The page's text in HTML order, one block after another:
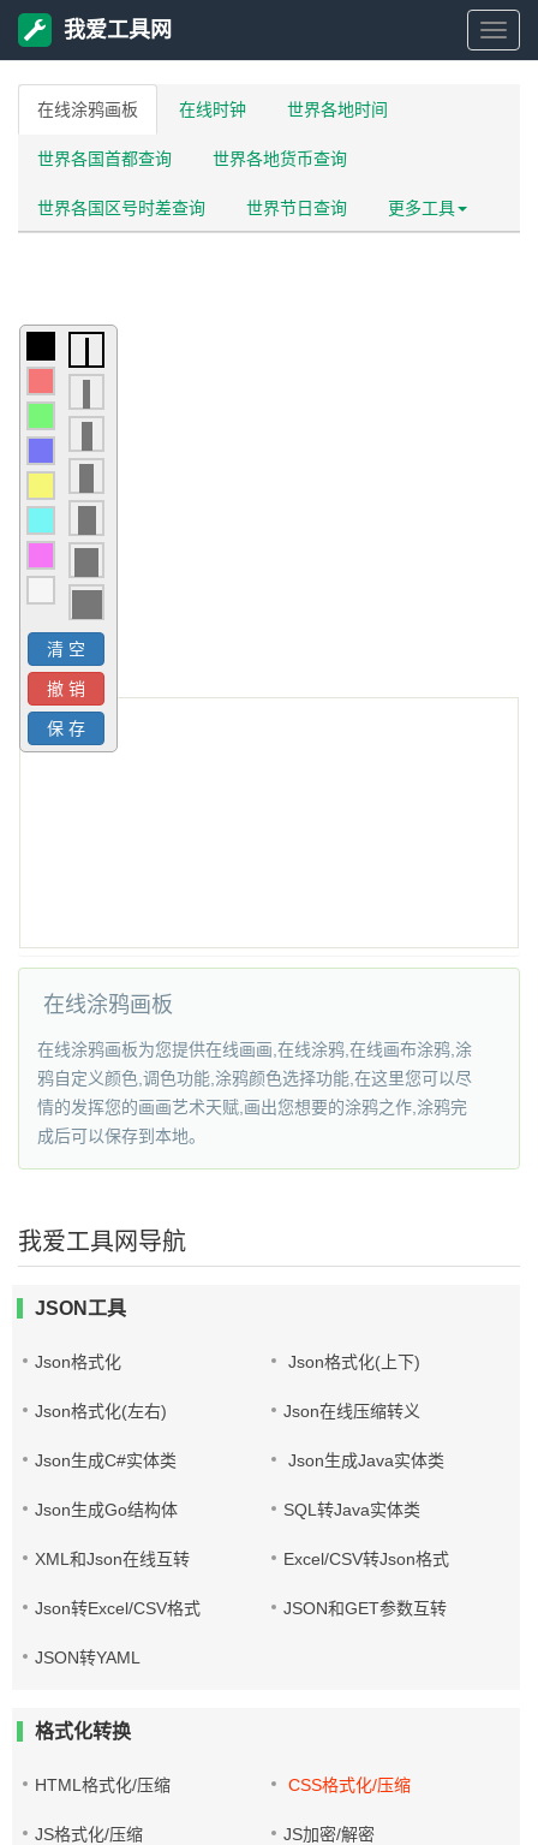
我
具
我爱工具网
在线涂鸦画板 在线时钟 世界各地时间
世界各国首都查询 世界各地货币查询
世界各国区号时差查询 世界节日查询 更多工具
在线涂鸦画板
在线涂鸦画板为您提供在线画画,在线涂鸦,在线画布涂鸦,涂
鸦自定义颜色,调色功能,涂鸦颜色选择功能,在这里您可以尽
情的发挥您的画画艺术天赋,画出您想要的涂鸦之作,涂鸦完
成后可以保存到本地。
我爱工具网导航
JSON工具
Json格式化 Json格式化(上下)
Json格式化(左右) Json在线压缩转义
Json生成C#实体类 Json生成Java实体类
Json生成Go结构体 SQL转Java实体类
XML和Json在线互转 Excel/CSV转Json格式
Json转Excel/CSV格式 JSON和GET参数互转
JSON转YAML
格式化转换
HTML格式化/压缩 CSS格式化/压缩
JS格式化/压缩 JS加密/解密